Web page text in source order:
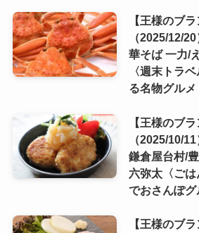
【王様のブ
（2025/12/
華そば 一力/
〈週末トラ
る名物グル
【王様のブ
（2025/10/
鎌倉屋台村/
六弥太〈ご
でおさんぽグ
【王様のブ